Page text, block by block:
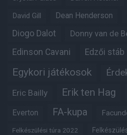
David Gill Dean Henderson
Diogo Dalot Donny van de
Edinson Cavani Edzői stáb
Egykori játékosok
Eric Bailly Erik ten Hag
Everton FA-kupa
Felkészülési túra 2022